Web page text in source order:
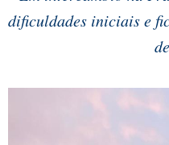
dificuldades iniciais e